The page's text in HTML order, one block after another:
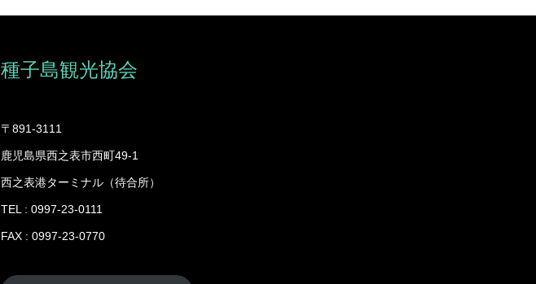
種子島観光協会
〒891-3111
鹿児島県西之表市西町49-1
西之表港ターミナル（待合所）
TEL : 0997-23-0111
FAX : 0997-23-0770